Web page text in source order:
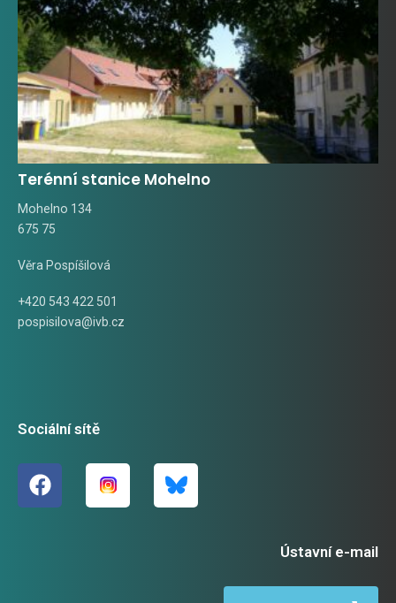
Terénní stanice Mohelno
Mohelno 134
675 75
Věra Pospíšilová
+420 543 422 501
pospisilova@ivb.cz
Sociální sítě
Ústavní e-mail